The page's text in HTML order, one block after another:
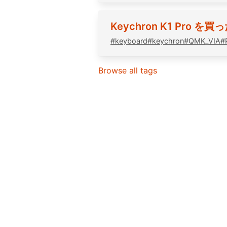
Keychron K1 Pro を買っ
#keyboard#keychron#QMK_VIA#
Browse all tags